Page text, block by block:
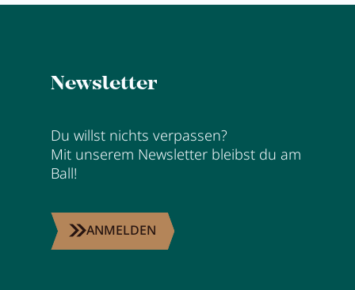
Karriere
Wohnen
Appartements
Newsletter
Du willst nichts verpassen?
Mit unserem Newsletter bleibst du am
Ball!
ANMELDEN